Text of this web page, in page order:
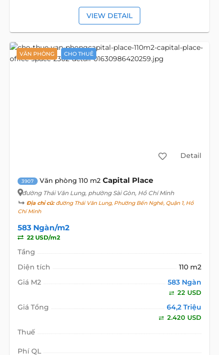
VIEW DETAIL
VĂN PHÒNG CHO THUÊ
Detail
3907 Văn phòng 110 m2 Capital Place
đường Thái Văn Lung, phường Sài Gòn, Hồ Chí Minh
Địa chỉ cũ:đường Thái Văn Lung, Phường Bến Nghé, Quận 1, Hồ
Chí Minh
583 Ngàn/m2
22 USD/m2
Tầng
Diện tích
110 m2
Giá M2
583 Ngàn
22 USD
Giá Tổng 64,2 Triệu
2.420 USD
Thuế
Phí QL